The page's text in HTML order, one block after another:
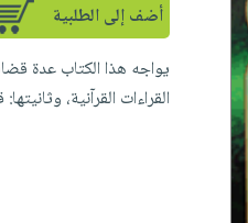
أضف إلى الطلبية
يواجه هذا الكتاب عدة
القراءات القرآنية،